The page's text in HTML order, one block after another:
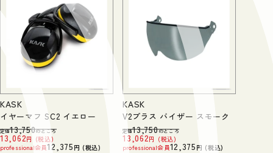
KASK
イヤーマフ SC2 イエロー
定価13,750のところ
13,062
税込
professional会員12,375 税込
KASK
V2プラス バイザー スモーク
定価13,750のところ
13,062
税込
professional会員12,375 税込